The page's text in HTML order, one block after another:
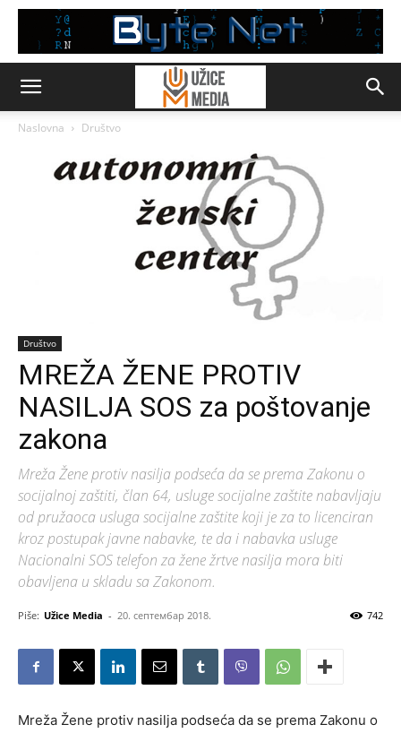
Naslovna Društvo
Društvo
MREŽA ŽENE PROTIV
NASILJA SOS za poštovanje
zakona
Mreža Žene protiv nasilja podseća da se prema Zakonu o
socijalnoj zaštiti, član 64, usluge socijalne zaštite nabavljaju
od pružaoca usluga socijalne zaštite koji je za to licenciran
kroz postupak javne nabavke, te da i nabavka usluge
Nacionalni SOS telefon za žene žrtve nasilja mora biti
obavljena u skladu sa Zakonom.
Piše: Užice Media - 20. септембар 2018. 742
Mreža Žene protiv nasilja podseća da se prema Zakonu o